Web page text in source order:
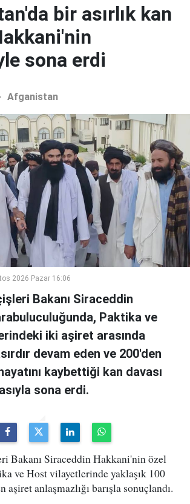
bir asırlık kan
sona erdi
Afganistan
2026 Pazar 16:06
Bakanı Siraceddin
Paktika ve
iki aşiret arasında
devam eden ve 200'den
kaybettiği kan davası
sona erdi.
Bakanı Siraceddin Hakkani'nin özel
ve Host vilayetlerinde yaklaşık 100
aşiret anlaşmazlığı barışla sonuçlandı.